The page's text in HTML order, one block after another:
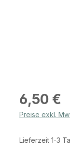
Regulärer Preis:
6,50 €
Preise exkl.
Lieferzeit 1-3